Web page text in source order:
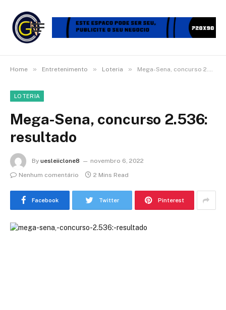
Home » Entretenimento » Loteria » Mega-Sena, concurso 2.536: resultado
LOTERIA
Mega-Sena, concurso 2.536:
resultado
By uesleiiclone8
novembro 6, 2022
Nenhum comentário
2 Mins Read
Facebook Twitter Pinterest